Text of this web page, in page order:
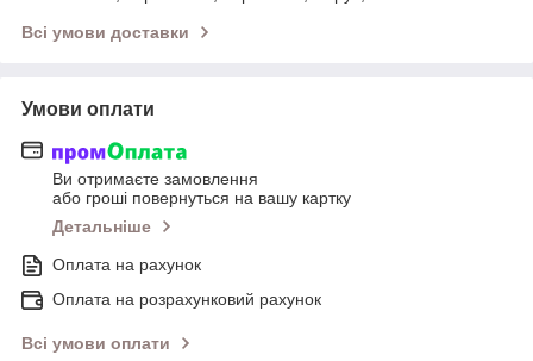
Всі умови доставки
Умови оплати
Ви отримаєте замовлення
або гроші повернуться на вашу картку
Детальніше
Оплата на рахунок
Оплата на розрахунковий рахунок
Всі умови оплати